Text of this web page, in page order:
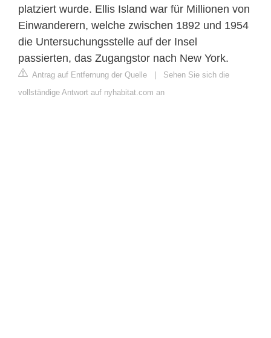
platziert wurde. Ellis Island war für Millionen von
Einwanderern, welche zwischen 1892 und 1954
die Untersuchungsstelle auf der Insel
passierten, das Zugangstor nach New York.
Antrag auf Entfernung der Quelle | Sehen Sie sich die
vollständige Antwort auf nyhabitat.com an